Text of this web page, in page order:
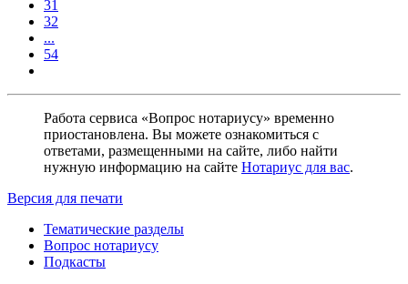
31
32
...
54
Работа сервиса «Вопрос нотариусу» временно
приостановлена. Вы можете ознакомиться с
ответами, размещенными на сайте, либо найти
нужную информацию на сайте Нотариус для вас.
Версия для печати
Тематические разделы
Вопрос нотариусу
Подкасты